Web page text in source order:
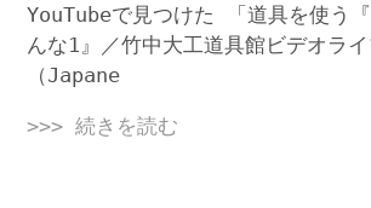
YouTubeで見つけた 「道具を使う
んな1』／竹中大工道具館ビデオラ
（Japane
>>> 続きを読む